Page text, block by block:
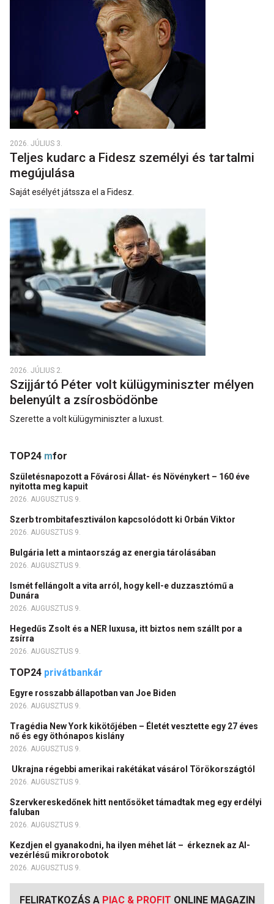
2026. JÚLIUS 3.
Teljes kudarc a Fidesz személyi és tartalmi
megújulása
Saját esélyét játssza el a Fidesz.
2026. JÚLIUS 2.
Szijjártó Péter volt külügyminiszter mélyen
belenyúlt a zsírosbödönbe
Szerette a volt külügyminiszter a luxust.
TOP24 mfor
Születésnapozott a Fővárosi Állat- és Növénykert – 160 éve
nyitotta meg kapuit
2026. AUGUSZTUS 9.
Szerb trombitafesztiválon kapcsolódott ki Orbán Viktor
2026. AUGUSZTUS 9.
Bulgária lett a mintaország az energia tárolásában
2026. AUGUSZTUS 9.
Ismét fellángolt a vita arról, hogy kell-e duzzasztómű a
Dunára
2026. AUGUSZTUS 9.
Hegedűs Zsolt és a NER luxusa, itt biztos nem szállt por a
zsírra
2026. AUGUSZTUS 9.
TOP24 privátbankár
Egyre rosszabb állapotban van Joe Biden
2026. AUGUSZTUS 9.
Tragédia New York kikötőjében – Életét vesztette egy 27 éves
nő és egy öthónapos kislány
2026. AUGUSZTUS 9.
Ukrajna régebbi amerikai rakétákat vásárol Törökországtól
2026. AUGUSZTUS 9.
Szervkereskedőnek hitt nentősöket támadtak meg egy erdélyi
faluban
2026. AUGUSZTUS 9.
Kezdjen el gyanakodni, ha ilyen méhet lát – érkeznek az AI-
vezérlésű mikrorobotok
2026. AUGUSZTUS 9.
FELIRATKOZÁS A PIAC & PROFIT ONLINE MAGAZIN